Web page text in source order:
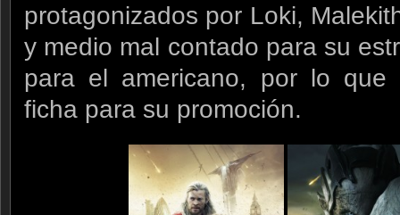
protagonizados por Loki,
y medio mal contado para su
para el americano, por lo que
ficha para su promoción.